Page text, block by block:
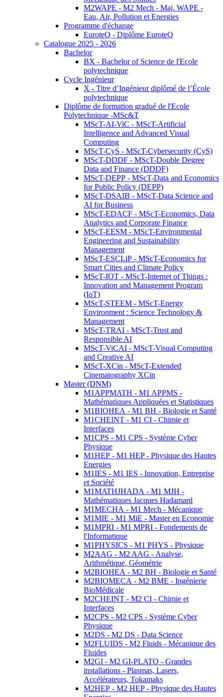
M2WAPE - M2 Mech - Maj. WAPE -
Eau, Air, Pollution et Energies
Programme d'échange
EuroteQ - Diplôme EuroteQ
Catalogue 2025 - 2026
Bachelor
BX - Bachelor of Science de l'Ecole
polytechnique
Cycle Ingénieur
X - Titre d’Ingénieur diplômé de l’École
polytechnique
Diplôme de formation gradué de l'Ecole
Polytechnique -MSc&T
MScT-AI-ViC - MScT-Artificial
Intelligence and Advanced Visual
Computing
MScT-CyS - MScT-Cybersecurity (CyS)
MScT-DDDF - MScT-Double Degree
Data and Finance (DDDF)
MScT-DEPP - MScT-Data and Economics
for Public Policy (DEPP)
MScT-DSAIB - MScT-Data Science and
AI for Business
MScT-EDACF - MScT-Economics, Data
Analytics and Corporate Finance
MScT-EESM - MScT-Environmental
Engineering and Sustainability
Management
MScT-ESCLiP - MScT-Economics for
Smart Cities and Climate Policy
MScT-IOT - MScT-Internet of Things :
Innovation and Management Program
(IoT)
MScT-STEEM - MScT-Energy
Environment : Science Technology &
Management
MScT-TRAI - MScT-Trust and
Responsible AI
MScT-ViCAI - MScT-Visual Computing
and Creative AI
MScT-XCin - MScT-Extended
Cinematography XCin
Master (DNM)
M1APPMATH - M1 APPMS -
Mathématiques Appliquées et Statistiques
M1BIOHEA - M1 BH - Biologie et Santé
M1CHEINT - M1 CI - Chimie et
Interfaces
M1CPS - M1 CPS - Système Cyber
Physique
M1HEP - M1 HEP - Physique des Hautes
Energies
M1IES - M1 IES - Innovation, Entreprise
et Société
M1MATHJHADA - M1 MJH -
Mathématiques Jacques Hadamard
M1MECHA - M1 Mech - Mécanique
M1MIE - M1 MiE - Master en Economie
M1MPRI - M1 MPRI - Fondements de
l'Informatique
M1PHYSICS - M1 PHYS - Physique
M2AAG - M2 AAG - Analyse,
Arithmétique, Géométrie
M2BIOHEA - M2 BH - Biologie et Santé
M2BIOMECA - M2 BME - Ingénierie
BioMédicale
M2CHEINT - M2 CI - Chimie et
Interfaces
M2CPS - M2 CPS - Système Cyber
Physique
M2DS - M2 DS - Data Science
M2FLUIDS - M2 Fluids - Mécanique des
Fluides
M2GI - M2 GI-PLATO - Grandes
installations - Plasmas, Lasers,
Accélérateurs, Tokamaks
M2HEP - M2 HEP - Physique des Hautes